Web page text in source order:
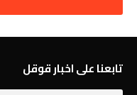
تابعنا على اخبار قوقل